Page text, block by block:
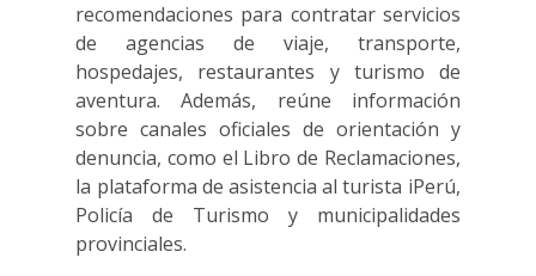
recomendaciones para contratar servicios
de agencias de viaje, transporte,
hospedajes, restaurantes y turismo de
aventura. Además, reúne información
sobre canales oficiales de orientación y
denuncia, como el Libro de Reclamaciones,
la plataforma de asistencia al turista iPerú,
Policía de Turismo y municipalidades
provinciales.